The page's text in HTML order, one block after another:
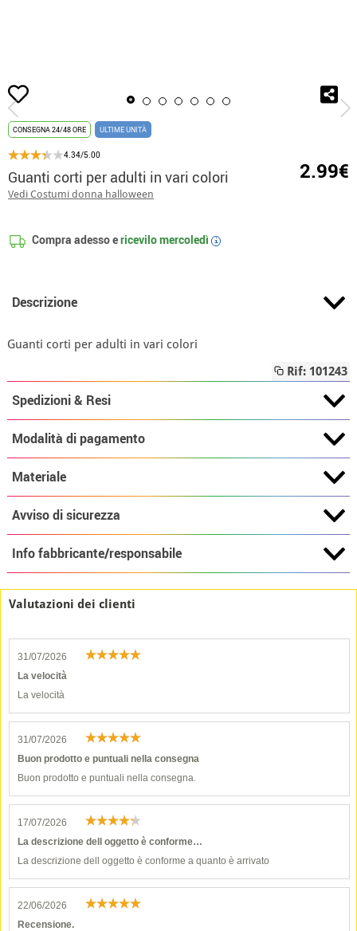
Inizio
CONSEGNA 24/48 ORE ULTIME UNITÀ
4.34/5.00
Guanti corti per adulti in vari colori
Vedi Costumi donna halloween
2.99€
Compra adesso ericevilomercoledì i
Descrizione
Guanti corti per adulti in vari colori
Rif: 101243
Spedizioni & Resi
Modalità di pagamento
Materiale
Avviso di sicurezza
Info fabbricante/responsabile
Valutazioni dei clienti
31/07/2026
La velocità
La velocità
31/07/2026
Buon prodotto e puntuali nella consegna
Buon prodotto e puntuali nella consegna.
17/07/2026
La descrizione dell oggetto è conforme…
La descrizione dell oggetto è conforme a quanto è arrivato
22/06/2026
Recensione.